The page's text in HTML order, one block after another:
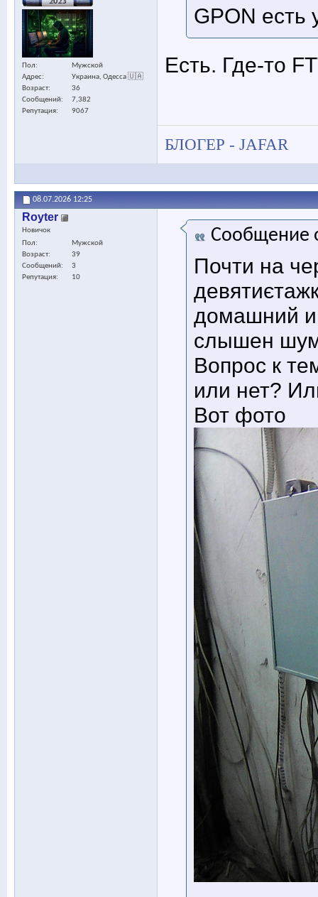
Пол
Мужской
Адрес
Украина, Одесса 🇺🇦
Возраст
36
Сообщений
7,382
Репутация
9067
GPON есть
Есть. Где-то
БЛОГЕР - JAFAR
08.07.2026 12:25
Royter
Новичок
Пол
Мужской
Возраст
39
Сообщений
3
Репутация
10
Сообщение
Почти на
домашний
слышен шум
Вопрос к
или нет?
Вот фото